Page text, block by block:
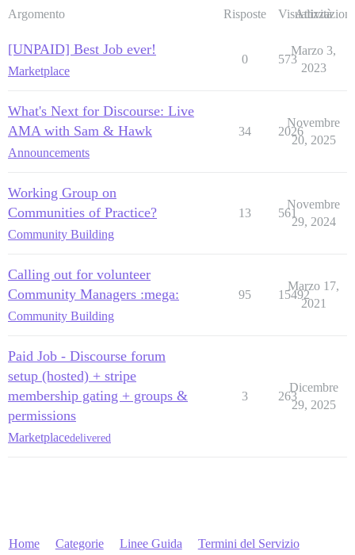
Argomento Risposte Visualizzazioni
Attività
[UNPAID] Best Job ever!
Marketplace
0 573
Marzo 3,
2023
What's Next for Discourse: Live
AMA with Sam & Hawk
Announcements
34 2026
Novembre
20, 2025
Working Group on
Communities of Practice?
Community Building
13 561
Novembre
29, 2024
Calling out for volunteer
Community Managers :mega:
Community Building
95 15492
Marzo 17,
2021
Paid Job - Discourse forum
setup (hosted) + stripe
membership gating + groups &
permissions
Marketplacedelivered
3 263
Dicembre
29, 2025
Home Categorie Linee Guida Termini del Servizio